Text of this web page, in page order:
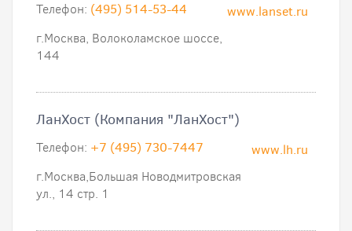
www.lanset.ru
Телефон: (495) 514-53-44
г.Москва, Волоколамское шоссе,
144
ЛанХост (Компания "ЛанХост")
www.lh.ru
Телефон: +7 (495) 730-7447
г.Москва,Большая Новодмитровская
ул., 14 стр. 1